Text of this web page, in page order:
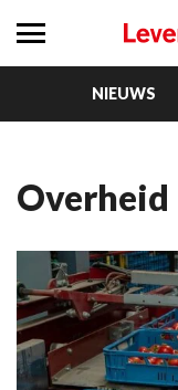
NIEUWS
Overheid